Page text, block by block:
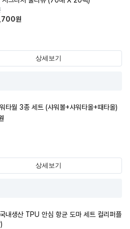
원
상세보기
타월 3종 세트 (샤워볼+샤워타올+때타올)
상세보기
내생산 TPU 안심 항균 도마 세트 컬리퍼플